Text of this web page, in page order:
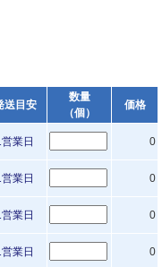
送目安
数量
（個）
価格
営業日 0
営業日 0
営業日 0
営業日 0